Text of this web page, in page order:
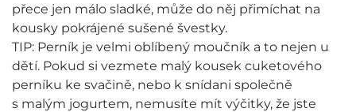
přece jen málo sladké, může do něj přimíchat na
kousky pokrájené sušené švestky.
TIP: Perník je velmi oblíbený moučník a to nejen u
dětí. Pokud si vezmete malý kousek cuketového
perníku ke svačině, nebo k snídani společně
s malým jogurtem, nemusíte mít výčitky, že jste